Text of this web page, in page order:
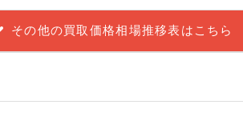
その他の買取価格相場推移表はこちら